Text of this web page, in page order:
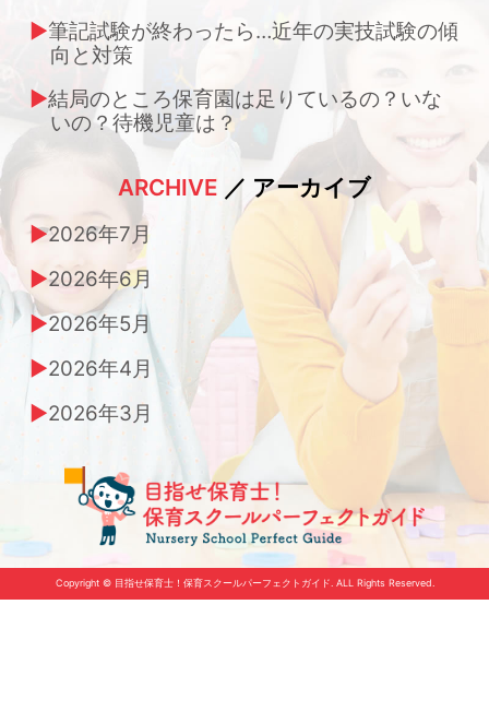
筆記試験が終わったら…近年の実技試験の傾
向と対策
結局のところ保育園は足りているの？いな
いの？待機児童は？
ARCHIVE ／ アーカイブ
2026年7月
2026年6月
2026年5月
2026年4月
2026年3月
Copyright © 目指せ保育士！保育スクールパーフェクトガイド. ALL Rights Reserved.